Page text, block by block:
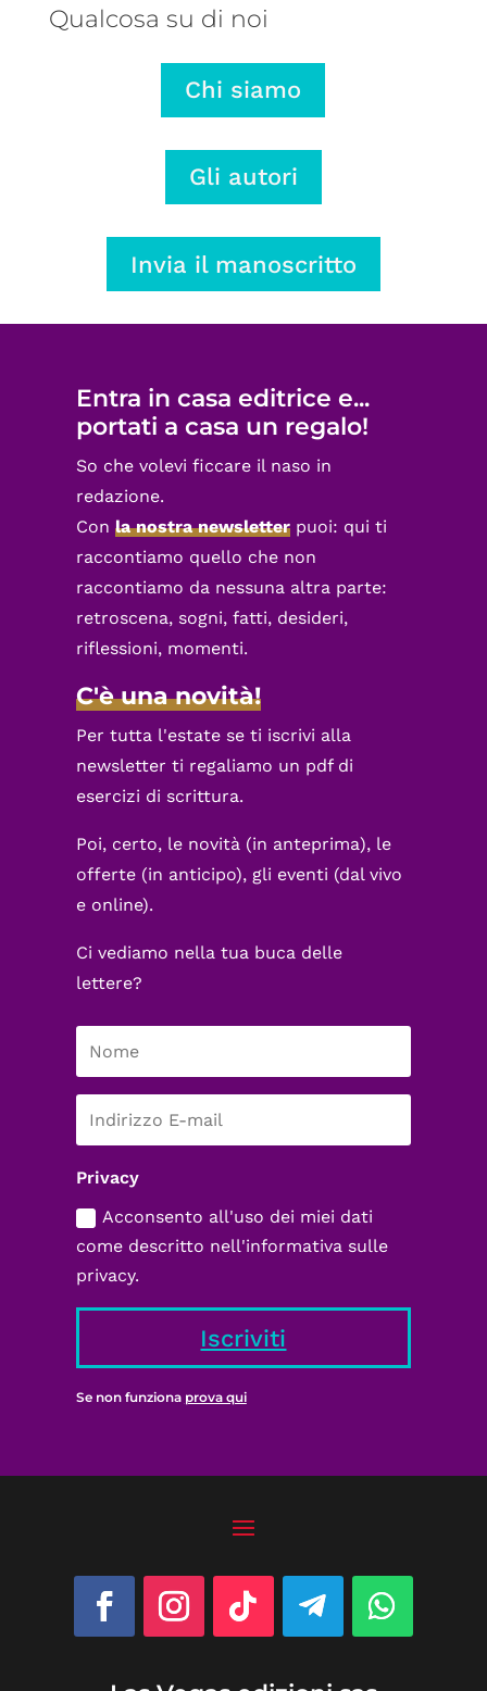
Qualcosa su di noi
Chi siamo
Gli autori
Invia il manoscritto
Entra in casa editrice e...
portati a casa un regalo!
So che volevi ficcare il naso in
redazione.
Con la nostra newsletterpuoi: qui ti
raccontiamo quello che non
raccontiamo da nessuna altra parte:
retroscena, sogni, fatti, desideri,
riflessioni, momenti.
C'è una novità!
Per tutta l'estate se ti iscrivi alla
newsletter ti regaliamo un pdf di
esercizi di scrittura.
Poi, certo, le novità (in anteprima), le
offerte (in anticipo), gli eventi (dal vivo
e online).
Ci vediamo nella tua buca delle
lettere?
Privacy
Acconsento all'uso dei miei dati
come descritto nell'informativa sulle
privacy.
Iscriviti
Se non funziona prova qui